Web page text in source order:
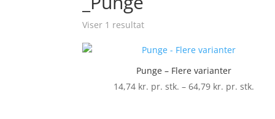
Viser 1 resultat
Punge – Flere varianter
14,74 kr. pr. stk. – 64,79 kr. pr. stk.